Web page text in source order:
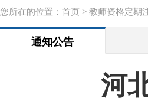
您所在的位置： 首页 > 教师资格定期
通知公告
河